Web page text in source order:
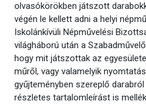
olvasókörökben játszott
végén le kellett adni a helyi
Iskolánkívüli Népművelési
világháború után a
hogy mit játszottak az
műről, vagy valamelyik
gyűjteményben szereplő
részletes tartalomleírást is